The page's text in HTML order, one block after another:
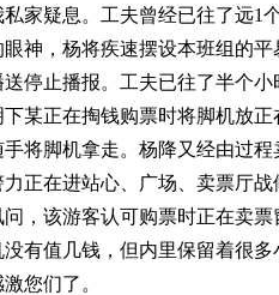
家疑息。工夫曾经已往了远1
神，杨将疾速摆设本班组的平
停止播报。工夫已往了半个小
某正在掏钱购票时将脚机放正
将脚机拿走。杨降又经由过程
正在进站心、广场、卖票厅战
，该游客认可购票时正在卖票
有值几钱，但内里保留着很多
您们了。